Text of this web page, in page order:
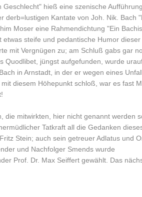
hieß eine szenische
derb=lustigen Kantate von Joh. Nik. Bach
Moser eine Rahmendichtung "Ein
steife und pedantische Humor
mit Vergnügen zu; am Schluß gabs gar
Quodlibet, jüngst aufgefunden, wurde
in Arnstadt, in der er wegen eines
diesem Höhepunkt schloß, war es fast
die mitwirkten, hier nicht genannt werden
Tatkraft all die Gedanken
Stein; auch sein getreuer Adlatus und
und Nachfolger Smends wurde
Prof. Dr. Max Seiffert gewählt. Das